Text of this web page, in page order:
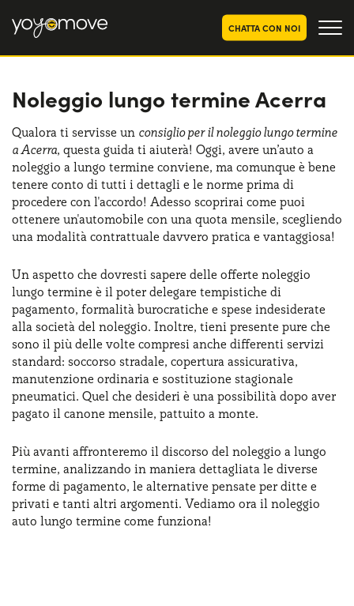
CHATTA CON NOI
OFFERTE NOLEGGIO
LUNGO TERMINE
Privati
Aziende e P.IVA
OFFERTE NOLEGGIO
AUTO USATE
CHI SIAMO
La nostra storia
Lavora con noi
COME FUNZIONA
SCEGLI UN PAESE
Serve assistenza? 800595799
Noleggio lungo termine Acerra
Qualora ti servisse un consiglio per il noleggio lungo termine
a Acerra, questa guida ti aiuterà! Oggi, avere un’auto a
noleggio a lungo termine conviene, ma comunque è bene
tenere conto di tutti i dettagli e le norme prima di
procedere con l'accordo! Adesso scoprirai come puoi
ottenere un'automobile con una quota mensile, scegliendo
una modalità contrattuale davvero pratica e vantaggiosa!
Un aspetto che dovresti sapere delle offerte noleggio
lungo termine è il poter delegare tempistiche di
pagamento, formalità burocratiche e spese indesiderate
alla società del noleggio. Inoltre, tieni presente pure che
sono il più delle volte compresi anche differenti servizi
standard: soccorso stradale, copertura assicurativa,
manutenzione ordinaria e sostituzione stagionale
pneumatici. Quel che desideri è una possibilità dopo aver
pagato il canone mensile, pattuito a monte.
Più avanti affronteremo il discorso del noleggio a lungo
termine, analizzando in maniera dettagliata le diverse
forme di pagamento, le alternative pensate per ditte e
privati e tanti altri argomenti. Vediamo ora il noleggio
auto lungo termine come funziona!